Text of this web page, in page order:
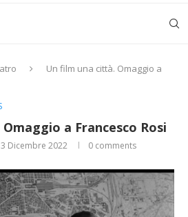
Un film una città. Omaggio a
a Francesco Rosi
3 Dicembre 2022 0 comments